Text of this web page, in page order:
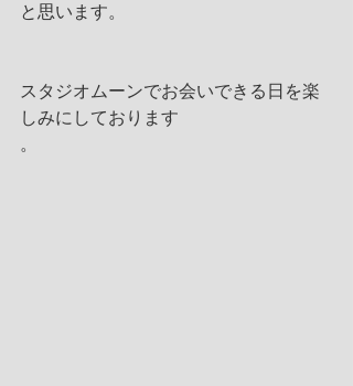
と思います。
スタジオムーンでお会いできる日を楽
しみにしております
。